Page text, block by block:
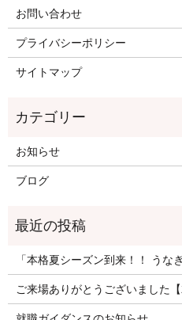
お問い合わせ
プライバシーポリシー
サイトマップ
お知らせ
ブログ
「本格夏シーズン到来！！ うな
ご来場ありがとうございました